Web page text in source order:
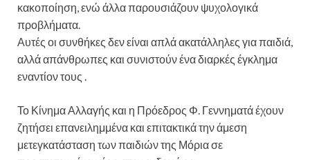
κακοποίηση, ενώ άλλα παρουσιάζουν ψυχολογικά
προβλήματα.
Αυτές οι συνθήκες δεν είναι απλά ακατάλληλες για παιδιά,
αλλά απάνθρωπες και συνιστούν ένα διαρκές έγκλημα
εναντίον τους .
Το Κίνημα Αλλαγής και η Πρόεδρος Φ. Γεννηματά έχουν
ζητήσει επανειλημμένα και επιτακτικά την άμεση
μετεγκατάσταση των παιδιών της Μόρια σε